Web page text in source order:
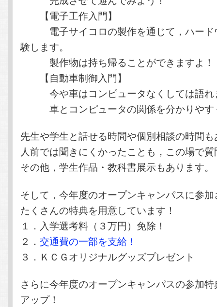
【電子工作入門】
電子サイコロの製作を通じて，ハード
験します。
製作物は持ち帰ることができますよ！
【自動車制御入門】
今や車はコンピュータなくしては語れ
車とコンピュータの関係を分かりやす
先生や学生と話せる時間や個別相談の時間
人前では聞きにくかったことも，この場で
その他，学生作品・教科書展示もあります。
そして，今年度のオープンキャンパスに参
たくさんの特典を用意しています！
１．入学選考料（３万円）免除！
２．交通費の一部を支給！
３．ＫＣＧオリジナルグッズプレゼント
さらに今年度のオープンキャンパスの参加
アップ！